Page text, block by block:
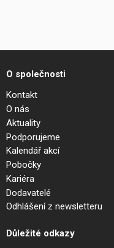
O společnosti
Kontakt
O nás
Aktuality
Podporujeme
Kalendář akcí
Pobočky
Kariéra
Dodavatelé
Odhlášení z newsletteru
Důležité odkazy